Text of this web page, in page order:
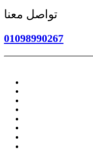
تواصل معنا
01098990267